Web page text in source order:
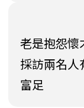
老是抱怨懷
採訪兩名人
富足